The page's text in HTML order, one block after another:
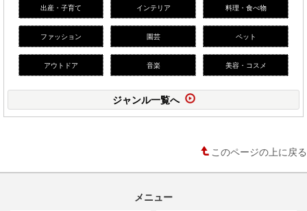
出産・子育て インテリア 料理・食べ物
ファッション 園芸 ペット
アウトドア 音楽 美容・コスメ
ジャンル一覧へ
このページの上に戻る
メニュー